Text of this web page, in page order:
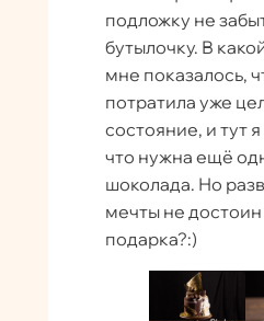
подложку не
бутылочку. В
мне показалось,
потратила уже
состояние, и тут
что нужна ещё
шоколада. Но
мечты не достоин
подарка?:)